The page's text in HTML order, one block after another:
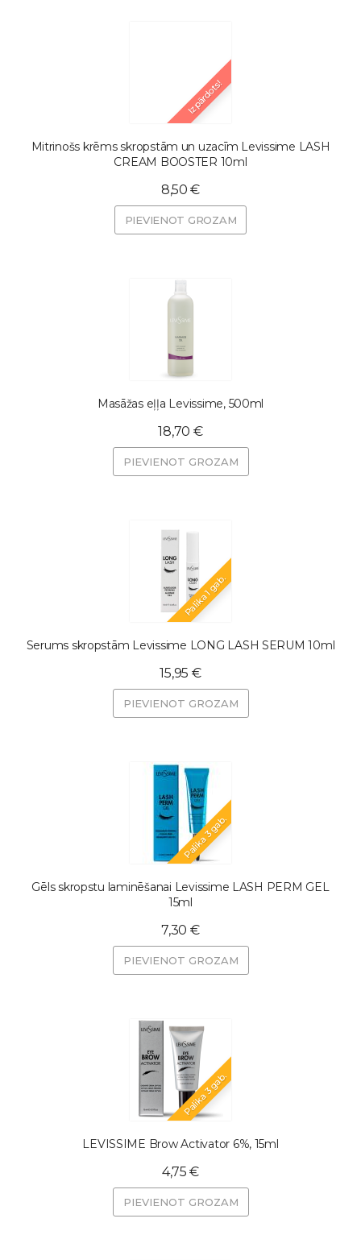
Izpārdots!
Mitrinošs krēms skropstām un uzacīm Levissime LASH
CREAM BOOSTER 10ml
8,50 €
PIEVIENOT GROZAM
Masāžas eļļa Levissime, 500ml
18,70 €
PIEVIENOT GROZAM
Palika 1 gab.
Serums skropstām Levissime LONG LASH SERUM 10ml
15,95 €
PIEVIENOT GROZAM
Palika 3 gab.
Gēls skropstu laminēšanai Levissime LASH PERM GEL
15ml
7,30 €
PIEVIENOT GROZAM
Palika 3 gab.
LEVISSIME Brow Activator 6%, 15ml
4,75 €
PIEVIENOT GROZAM